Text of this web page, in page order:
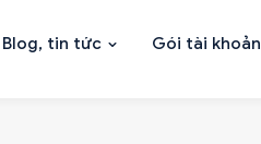
Blog, tin tức Gói tài khoản